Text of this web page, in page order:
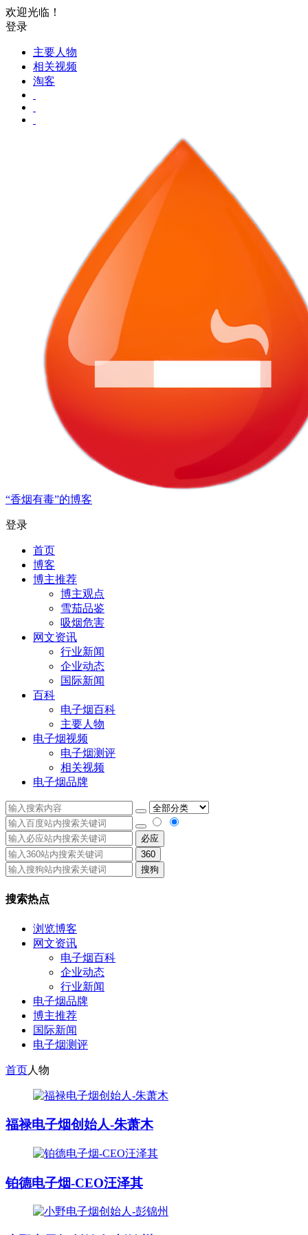
欢迎光临！
登录
主要人物
相关视频
淘客
“香烟有毒”的博客
登录
首页
博客
博主推荐
博主观点
雪茄品鉴
吸烟危害
网文资讯
行业新闻
企业动态
国际新闻
百科
电子烟百科
主要人物
电子烟视频
电子烟测评
相关视频
电子烟品牌
必应
360
搜狗
搜索热点
浏览博客
网文资讯
电子烟百科
企业动态
行业新闻
电子烟品牌
博主推荐
国际新闻
电子烟测评
首页人物
福禄电子烟创始人-朱萧木
铂德电子烟-CEO汪泽其